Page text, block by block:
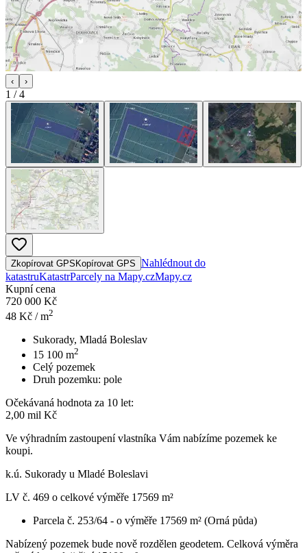
‹ ›
1 /4
Zkopírovat GPSKopírovat GPS Nahlédnout do
katastruKatastrParcely na Mapy.czMapy.cz
Kupní cena
720 000 Kč
48 Kč / m2
Sukorady, Mladá Boleslav
15 100 m2
Celý pozemek
Druh pozemku: pole
Očekávaná hodnota za 10 let:
2,00 mil Kč
Ve výhradním zastoupení vlastníka Vám nabízíme pozemek ke
koupi.
k.ú. Sukorady u Mladé Boleslavi
LV č. 469 o celkové výměře 17569 m²
Parcela č. 253/64 - o výměře 17569 m² (Orná půda)
Nabízený pozemek bude nově rozdělen geodetem. Celková výměra